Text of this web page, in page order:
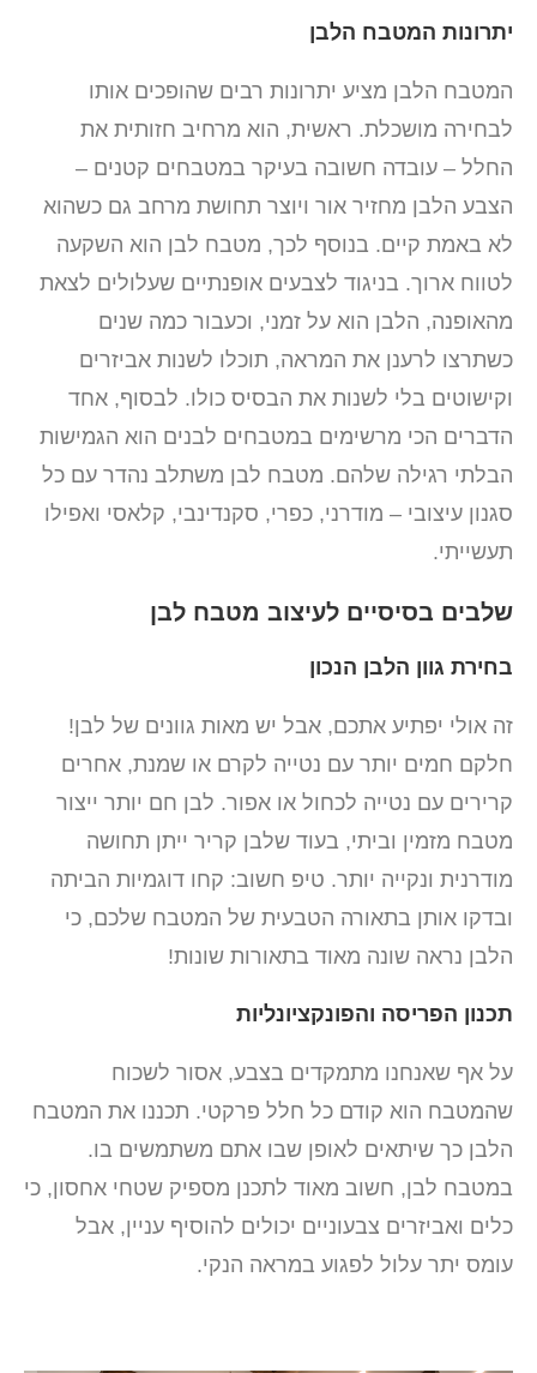
יתרונות המטבח הלבן
המטבח הלבן מציע יתרונות רבים שהופכים אותו
לבחירה מושכלת. ראשית, הוא מרחיב חזותית את
החלל – עובדה חשובה בעיקר במטבחים קטנים –
הצבע הלבן מחזיר אור ויוצר תחושת מרחב גם כשהוא
לא באמת קיים. בנוסף לכך, מטבח לבן הוא השקעה
לטווח ארוך. בניגוד לצבעים אופנתיים שעלולים לצאת
מהאופנה, הלבן הוא על זמני, וכעבור כמה שנים
כשתרצו לרענן את המראה, תוכלו לשנות אביזרים
וקישוטים בלי לשנות את הבסיס כולו. לבסוף, אחד
הדברים הכי מרשימים במטבחים לבנים הוא הגמישות
הבלתי רגילה שלהם. מטבח לבן משתלב נהדר עם כל
סגנון עיצובי – מודרני, כפרי, סקנדינבי, קלאסי ואפילו
תעשייתי.
שלבים בסיסיים לעיצוב מטבח לבן
בחירת גוון הלבן הנכון
זה אולי יפתיע אתכם, אבל יש מאות גוונים של לבן!
חלקם חמים יותר עם נטייה לקרם או שמנת, אחרים
קרירים עם נטייה לכחול או אפור. לבן חם יותר ייצור
מטבח מזמין וביתי, בעוד שלבן קריר ייתן תחושה
מודרנית ונקייה יותר. טיפ חשוב: קחו דוגמיות הביתה
ובדקו אותן בתאורה הטבעית של המטבח שלכם, כי
הלבן נראה שונה מאוד בתאורות שונות!
תכנון הפריסה והפונקציונליות
על אף שאנחנו מתמקדים בצבע, אסור לשכוח
שהמטבח הוא קודם כל חלל פרקטי. תכננו את המטבח
הלבן כך שיתאים לאופן שבו אתם משתמשים בו.
במטבח לבן, חשוב מאוד לתכנן מספיק שטחי אחסון, כי
כלים ואביזרים צבעוניים יכולים להוסיף עניין, אבל
עומס יתר עלול לפגוע במראה הנקי.